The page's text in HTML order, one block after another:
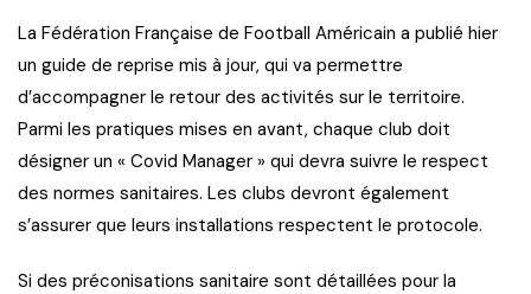
La Fédération Française de Football Américain a publié hier
un guide de reprise mis à jour, qui va permettre
d’accompagner le retour des activités sur le territoire.
Parmi les pratiques mises en avant, chaque club doit
désigner un « Covid Manager » qui devra suivre le respect
des normes sanitaires. Les clubs devront également
s’assurer que leurs installations respectent le protocole.
Si des préconisations sanitaire sont détaillées pour la